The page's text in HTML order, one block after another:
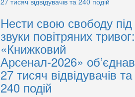
Нести свою свободу під
звуки повітряних тривог:
«Книжковий
Арсенал-2026» об’єднав
27 тисяч відвідувачів та
240 подій